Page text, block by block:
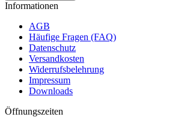
Informationen
AGB
Häufige Fragen (FAQ)
Datenschutz
Versandkosten
Widerrufsbelehrung
Impressum
Downloads
Öffnungszeiten